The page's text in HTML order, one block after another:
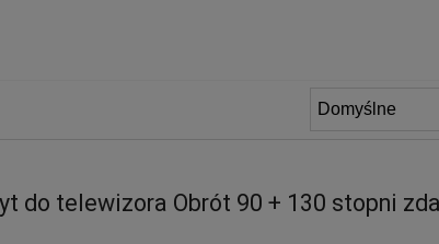
do telewizora Obrót 90 + 130 stopni